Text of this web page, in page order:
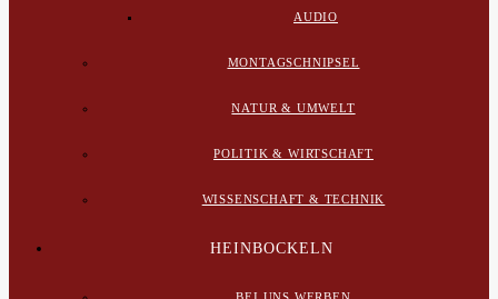
AUDIO
MONTAGSCHNIPSEL
NATUR & UMWELT
POLITIK & WIRTSCHAFT
WISSENSCHAFT & TECHNIK
HEINBOCKELN